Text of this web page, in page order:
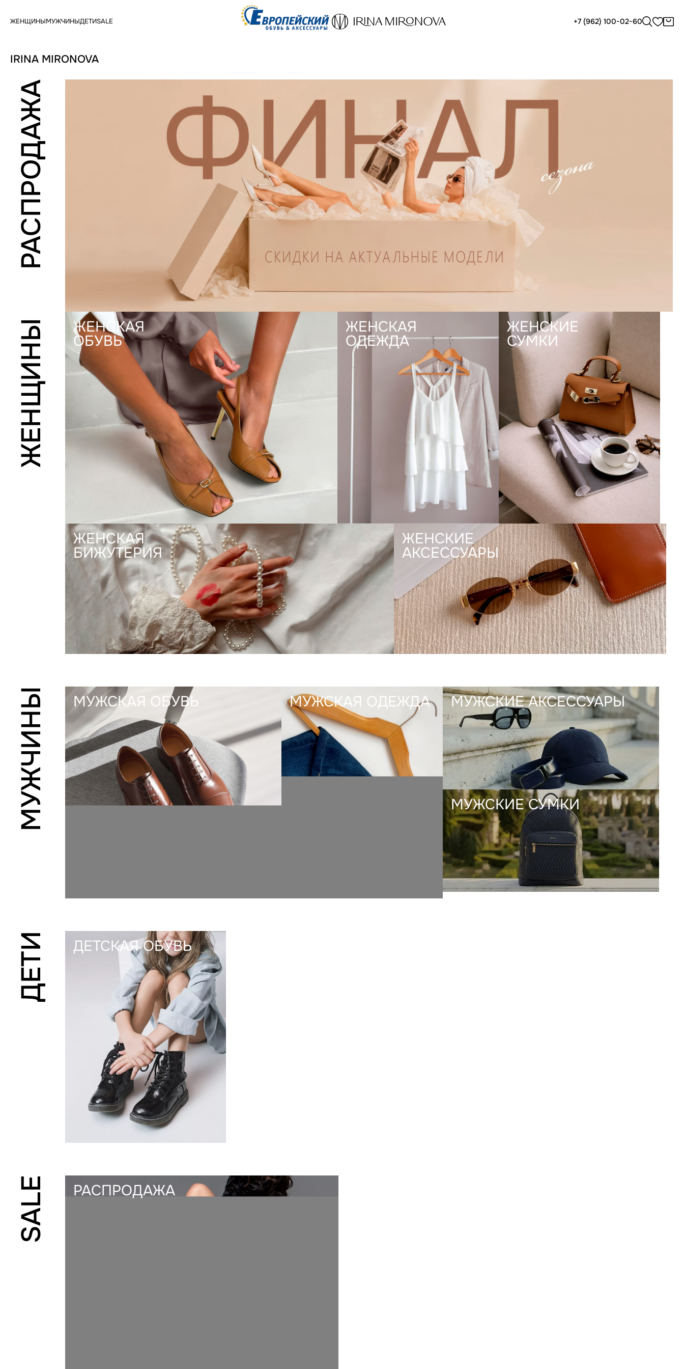
ЖЕНЩИНЫМУЖЧИНЫДЕТИSALE +7 (962) 100-02-60
IRINA MIRONOVA
РАСПРОДАЖА
ЖЕНЩИНЫ ЖЕНСКАЯ
ОБУВЬ
ЖЕНСКАЯ
ОДЕЖДА
ЖЕНСКИЕ
СУМКИ
ЖЕНСКАЯ
БИЖУТЕРИЯ
ЖЕНСКИЕ
АКСЕССУАРЫ
МУЖЧИНЫ МУЖСКАЯ ОБУВЬ МУЖСКАЯ ОДЕЖДА МУЖСКИЕ АКСЕССУАРЫ
МУЖСКИЕ СУМКИ
ДЕТИ ДЕТСКАЯ ОБУВЬ
SALE РАСПРОДАЖА